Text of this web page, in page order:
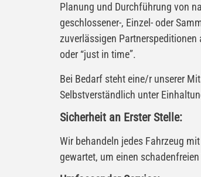
Planung und Durchführung von
geschlossener-, Einzel- oder
zuverlässigen
oder “just in time”.
Bei Bedarf steht eine/r unserer
Selbstverständlich unter
Sicherheit an Erster Stelle:
Wir behandeln jedes Fahrzeug
gewartet, um einen